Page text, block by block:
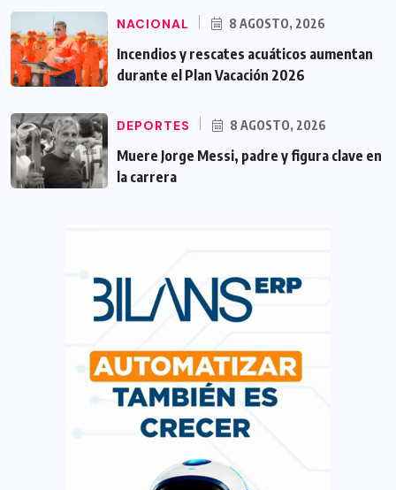
NACIONAL 8 AGOSTO, 2026
Incendios y rescates acuáticos aumentan
durante el Plan Vacación 2026
DEPORTES 8 AGOSTO, 2026
Muere Jorge Messi, padre y figura clave en
la carrera